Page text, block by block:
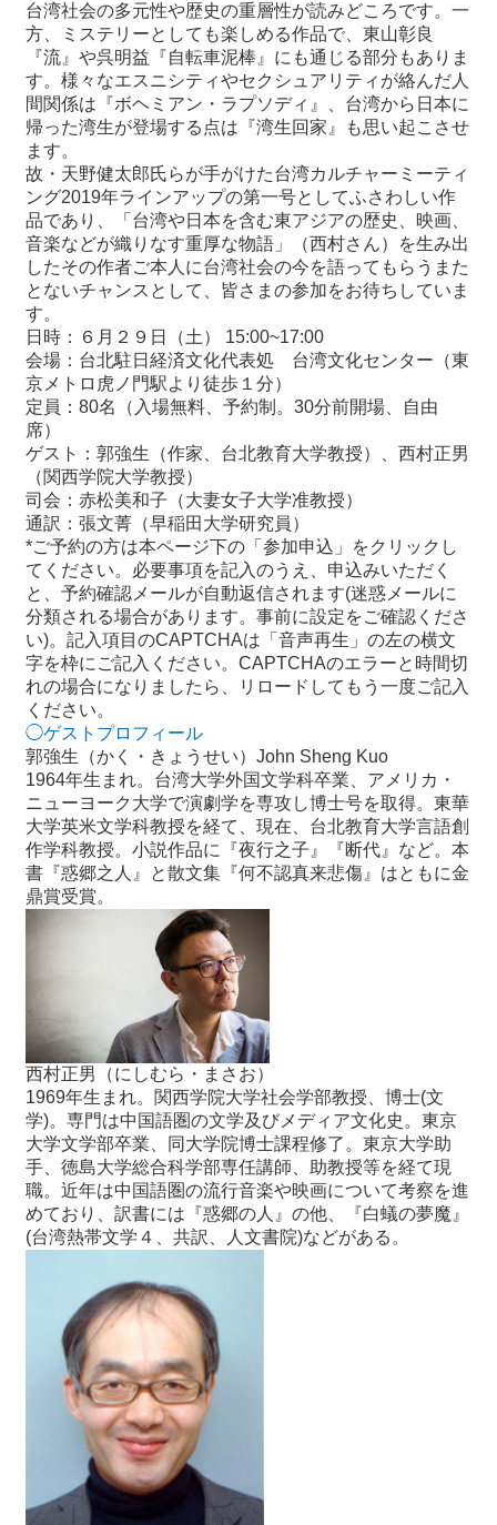
過
去
行
事
台
湾
の
本
関
連
リ
ン
ク
ホ
ー
サ
イ
ト
マ
ッ
プ
台湾社会の多元性や歴史の重層性が読みどころです。一
方、ミステリーとしても楽しめる作品で、東山彰良
『流』や呉明益『自転車泥棒』にも通じる部分もありま
す。様々なエスニシティやセクシュアリティが絡んだ人
間関係は『ボヘミアン・ラプソディ』、台湾から日本に
帰った湾生が登場する点は『湾生回家』も思い起こさせ
ます。
故・天野健太郎氏らが手がけた台湾カルチャーミーティ
ング2019年ラインアップの第一号としてふさわしい作
品であり、「台湾や日本を含む東アジアの歴史、映画、
音楽などが織りなす重厚な物語」（西村さん）を生み出
したその作者ご本人に台湾社会の今を語ってもらうまた
とないチャンスとして、皆さまの参加をお待ちしていま
す。
日時：６月２９日（土） 15:00~17:00
会場：台北駐日経済文化代表処 台湾文化センター（東
京メトロ虎ノ門駅より徒歩１分）
定員：80名（入場無料、予約制。30分前開場、自由
席）
ゲスト：郭強生（作家、台北教育大学教授）、西村正男
（関西学院大学教授）
司会：赤松美和子（大妻女子大学准教授）
通訳：張文菁（早稲田大学研究員）
*ご予約の方は本ページ下の「参加申込」をクリックし
てください。必要事項を記入のうえ、申込みいただく
と、予約確認メールが自動返信されます(迷惑メールに
分類される場合があります。事前に設定をご確認くださ
い)。記入項目のCAPTCHAは「音声再生」の左の横文
字を枠にご記入ください。CAPTCHAのエラーと時間切
れの場合になりましたら、リロードしてもう一度ご記入
ください。
◯ゲストプロフィール
郭強生（かく・きょうせい）John Sheng Kuo
1964年生まれ。台湾大学外国文学科卒業、アメリカ・
ニューヨーク大学で演劇学を専攻し博士号を取得。東華
大学英米文学科教授を経て、現在、台北教育大学言語創
作学科教授。小説作品に『夜行之子』『断代』など。本
書『惑郷之人』と散文集『何不認真来悲傷』はともに金
鼎賞受賞。
西村正男（にしむら・まさお）
1969年生まれ。関西学院大学社会学部教授、博士(文
学)。専門は中国語圏の文学及びメディア文化史。東京
大学文学部卒業、同大学院博士課程修了。東京大学助
手、徳島大学総合科学部専任講師、助教授等を経て現
職。近年は中国語圏の流行音楽や映画について考察を進
めており、訳書には『惑郷の人』の他、『白蟻の夢魔』
(台湾熱帯文学４、共訳、人文書院)などがある。